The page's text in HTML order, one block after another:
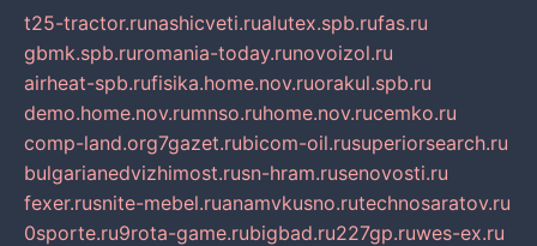
t25-tractor.runashicveti.rualutex.spb.rufas.ru
gbmk.spb.ruromania-today.runovoizol.ru
airheat-spb.rufisika.home.nov.ruorakul.spb.ru
demo.home.nov.rumnso.ruhome.nov.rucemko.ru
comp-land.org7gazet.rubicom-oil.rusuperiorsearch.ru
bulgarianedvizhimost.rusn-hram.rusenovosti.ru
fexer.rusnite-mebel.ruanamvkusno.rutechnosaratov.ru
0sporte.ru9rota-game.rubigbad.ru227gp.ruwes-ex.ru